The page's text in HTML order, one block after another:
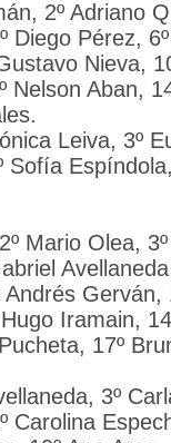
2º Adriano
Diego Pérez,
Nieva,
Aban,
Leiva, 3º
Sofía
Mario Olea,
Gerván,
Iramain,
17º
3º
Carolina